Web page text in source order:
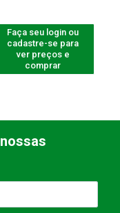
Faça seu login ou
cadastre-se para
ver preços e
comprar